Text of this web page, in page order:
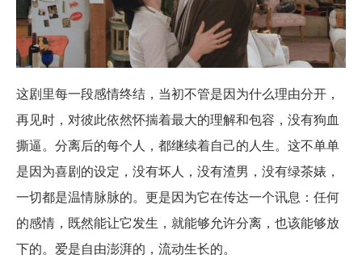
这剧里每一段感情终结，当初不管是因为什么理由分开，
再见时，对彼此依然怀揣着最大的理解和包容，没有狗血
撕逼。分离后的每个人，都继续着自己的人生。这不单单
是因为喜剧的设定，没有坏人，没有渣男，没有绿茶婊，
一切都是温情脉脉的。更是因为它在传达一个讯息：任何
的感情，既然能让它发生，就能够允许分离，也该能够放
下的。爱是自由澎湃的，流动生长的。